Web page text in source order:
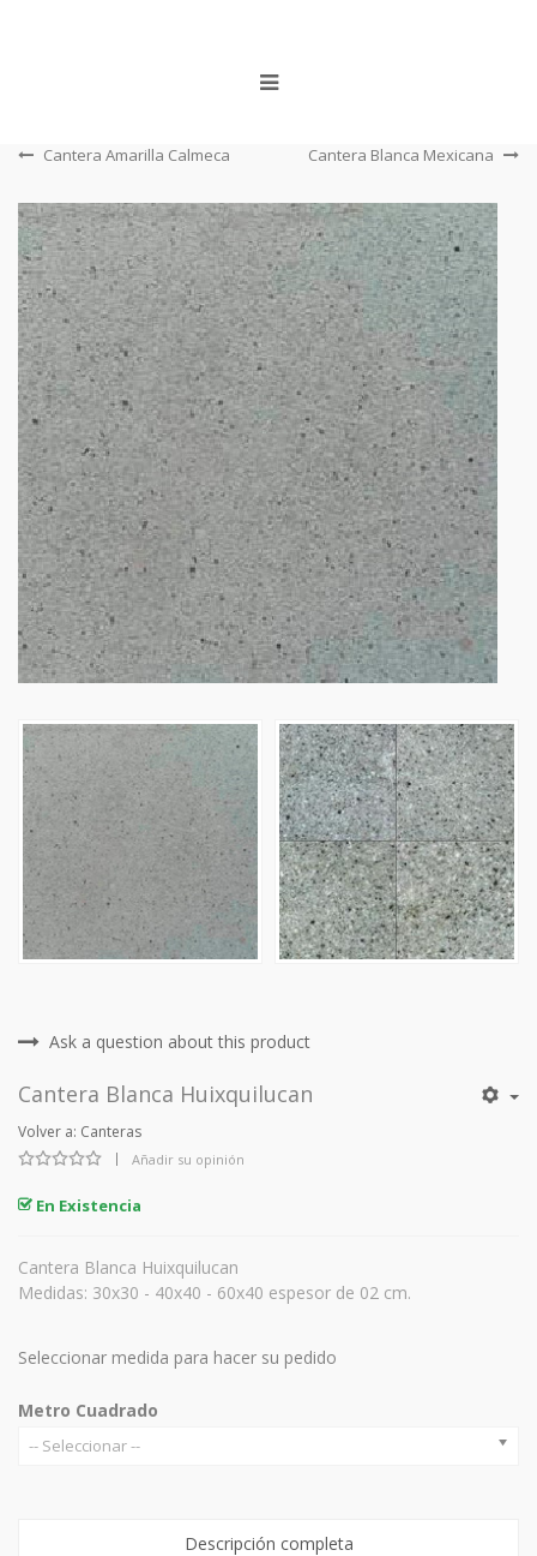
Cantera Amarilla Calmeca Cantera Blanca Mexicana
Ask a question about this product
Cantera Blanca Huixquilucan
Volver a: Canteras
| Añadir su opinión
En Existencia
Cantera Blanca Huixquilucan
Medidas: 30x30 - 40x40 - 60x40 espesor de 02 cm.
Seleccionar medida para hacer su pedido
Metro Cuadrado
-- Seleccionar --
Descripción completa